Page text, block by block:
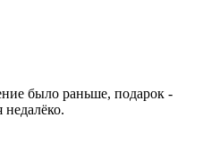
было раньше, подарок -
недалёко.